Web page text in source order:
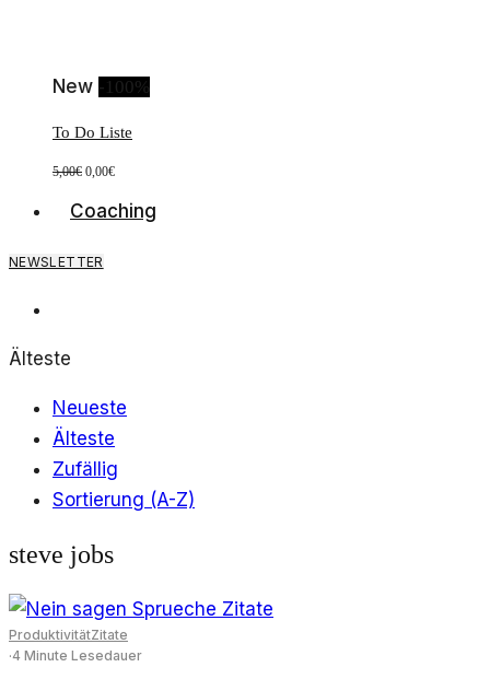
New -100%
To Do Liste
5,00€ Ursprünglicher
war:
0,00€Aktueller
ist:
Coaching
NEWSLETTER
Älteste
Neueste
Älteste
Zufällig
Sortierung (A-Z)
steve jobs
ProduktivitätZitate
·4 Minute Lesedauer